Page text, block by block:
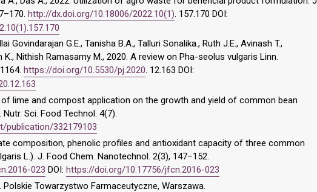
http://dx.doi.org/10.18006/2022.10(1) . 157.170 DOI:
Govindarajan G.E., Tanisha B.A., Talluri Sonalika., Ruth J.E., Avinash T.,
Nithish Ramasamy M., 2020. A review on Pha-seolus vulgaris Linn.
https://doi.org/10.5530/pj.2020. 12.163 DOI:
of lime and compost application on the growth and yield of common bean
Sci. Food Technol. 4(7).
publication/332179103
composition, phenolic profiles and antioxidant capacity of three common
L.). J. Food Chem. Nanotechnol. 2(3), 147–152.
023 DOI: https://doi.org/10.17756/jfcn.2016-023
Polskie Towarzystwo Farmaceutyczne, Warszawa.